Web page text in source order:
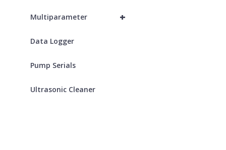
+
Multiparameter
Data Logger
Pump Serials
Ultrasonic Cleaner